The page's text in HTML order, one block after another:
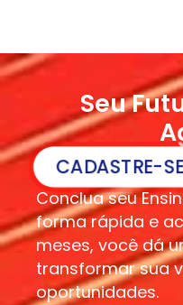
Seu
CADASTRE-SE
Conclua seu
forma rápida e
meses, você dá
transformar sua
oportunidades.